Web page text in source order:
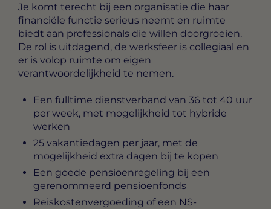
Je komt terecht bij een organisatie die haar
financiële functie serieus neemt en ruimte
biedt aan professionals die willen doorgroeien.
De rol is uitdagend, de werksfeer is collegiaal en
er is volop ruimte om eigen
verantwoordelijkheid te nemen.
Een fulltime dienstverband van 36 tot 40 uur
per week, met mogelijkheid tot hybride
werken
25 vakantiedagen per jaar, met de
mogelijkheid extra dagen bij te kopen
Een goede pensioenregeling bij een
gerenommeerd pensioenfonds
Reiskostenvergoeding of een NS-